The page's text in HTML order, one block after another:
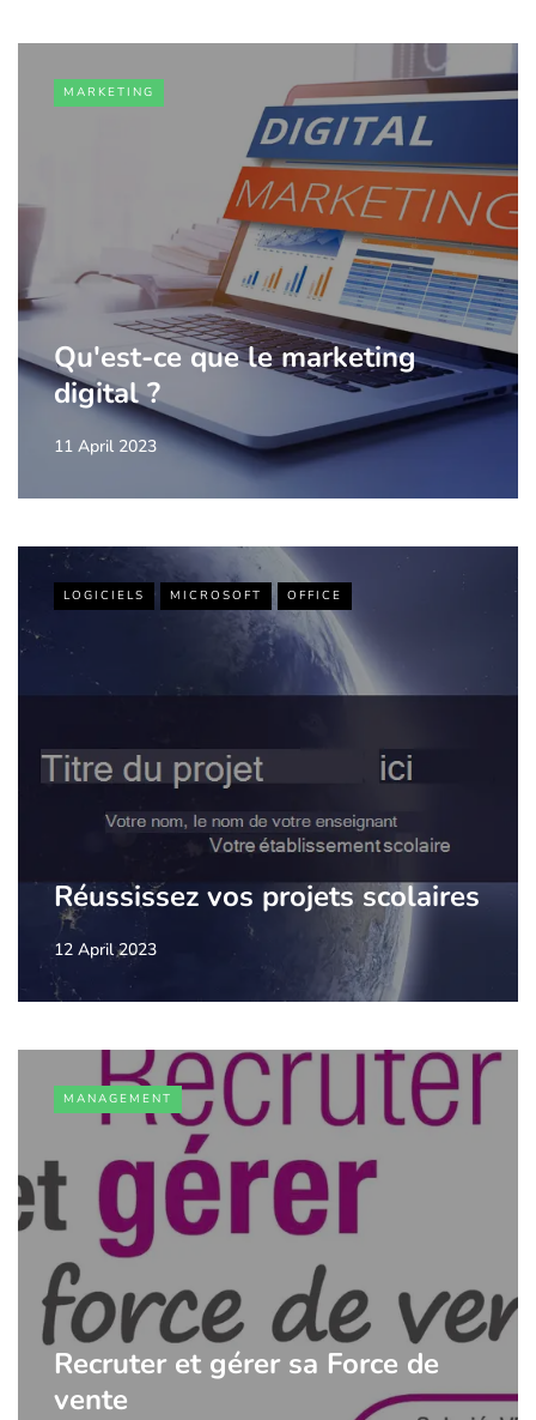
MARKETING
Qu'est-ce que le marketing
digital ?
11 April 2023
LOGICIELS MICROSOFT OFFICE
Réussissez vos projets scolaires
12 April 2023
MANAGEMENT
Recruter et gérer sa Force de
vente